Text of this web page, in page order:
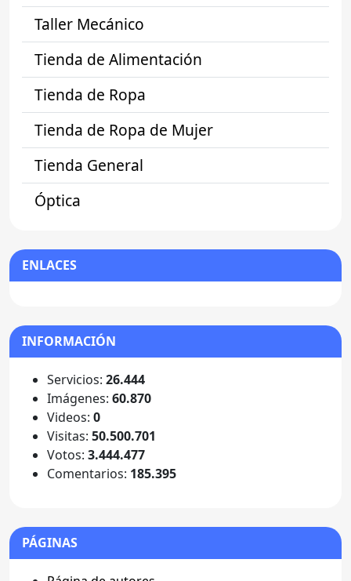
Taller Mecánico
Tienda de Alimentación
Tienda de Ropa
Tienda de Ropa de Mujer
Tienda General
Óptica
ENLACES
INFORMACIÓN
Servicios: 26.444
Imágenes: 60.870
Videos: 0
Visitas: 50.500.701
Votos: 3.444.477
Comentarios: 185.395
PÁGINAS